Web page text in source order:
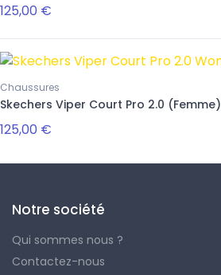
125,00 €
Chaussures
Skechers Viper Court Pro 2.0 (Femme)
125,00 €
Notre société
Qui sommes nous ?
Contactez-nous